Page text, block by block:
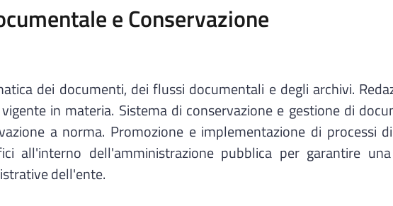
e Conservazione
dei documenti, dei flussi documentali e degli archivi.
in materia. Sistema di conservazione e gestione di
a norma. Promozione e implementazione di processi
all'interno dell'amministrazione pubblica per garantire
dell'ente.